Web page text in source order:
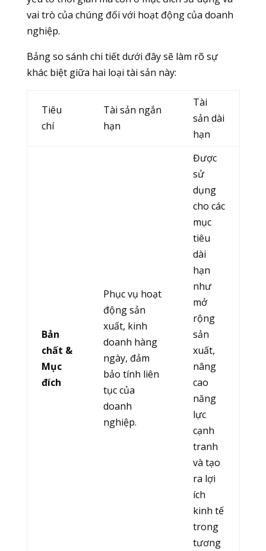
vai trò của chúng đối với hoạt động của doanh
nghiệp.
Bảng so sánh chi tiết dưới đây sẽ làm rõ sự
khác biệt giữa hai loại tài sản này:
Tiêu
chí
Tài sản ngắn
hạn
Tài
sản dài
hạn
Bản
chất &
Mục
đích
Phục vụ hoạt
động sản
xuất, kinh
doanh hàng
ngày, đảm
bảo tính liên
tục của
doanh
nghiệp.
Được
sử
dụng
cho các
mục
tiêu
dài
hạn
như
mở
rộng
sản
xuất,
nâng
cao
năng
lực
cạnh
tranh
và tạo
ra lợi
ích
kinh tế
trong
tương